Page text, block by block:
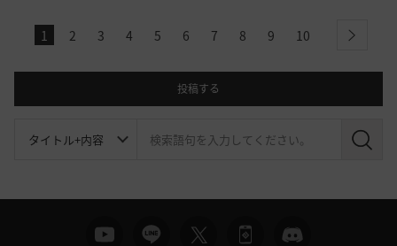
1 2 3 4 5 6 7 8 9 10 next
投稿する
検